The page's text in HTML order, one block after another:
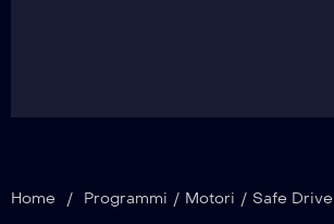
Home / Programmi / Motori / Safe Drive